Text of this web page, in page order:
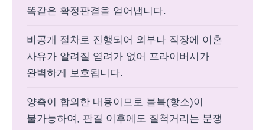
똑같은 확정판결을 얻어냅니다.
비공개 절차로 진행되어 외부나 직장에 이혼
사유가 알려질 염려가 없어 프라이버시가
완벽하게 보호됩니다.
양측이 합의한 내용이므로 불복(항소)이
불가능하여, 판결 이후에도 질척거리는 분쟁